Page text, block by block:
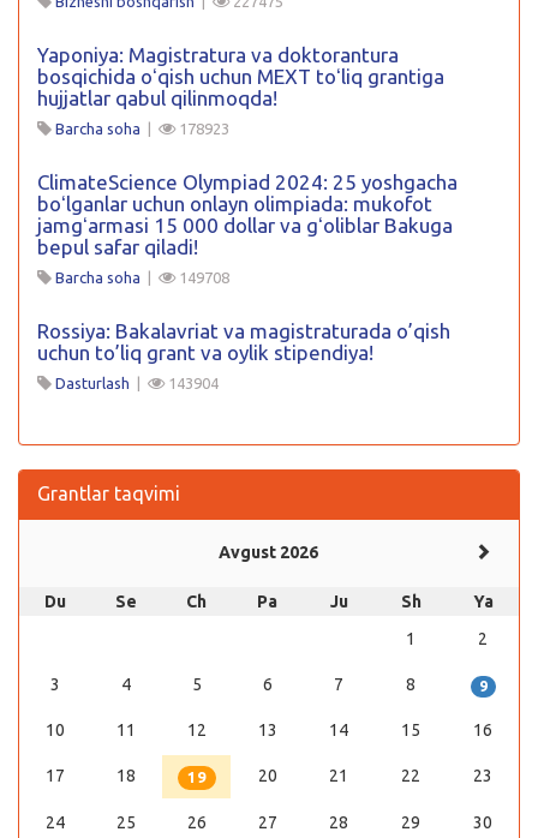
Yaponiya: Magistratura va doktorantura
bosqichida oʻqish uchun MEXT toʻliq grantiga
hujjatlar qabul qilinmoqda!
Barcha soha 178923
ClimateScience Olympiad 2024: 25 yoshgacha
boʻlganlar uchun onlayn olimpiada: mukofot
jamgʻarmasi 15 000 dollar va gʻoliblar Bakuga
bepul safar qiladi!
Barcha soha 149708
Rossiya: Bakalavriat va magistraturada o’qish
uchun to’liq grant va oylik stipendiya!
Dasturlash 143904
Grantlar taqvimi
Avgust 2026
Du Se Ch Pa Ju Sh
Ya
1
2
3 4 5 6 7 8 9
10 11 12 13 14 15 16
17 18 19 20 21 22 23
24 25 26 27 28 29 30